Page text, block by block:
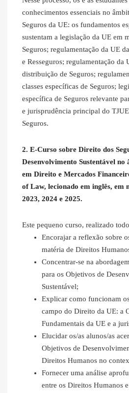
conhecimentos essenciais no
Seguros da UE: os fundamentos
sustentam a legislação da UE em
Seguros; regulamentação da UE
e Resseguros; regulamentação da
distribuição de Seguros;
classes específicas de Seguros;
específica de Seguros relevante
e jurisprudência principal do
Seguros.
2. E-Curso sobre Direito dos
Desenvolvimento Sustentável
em Direito e Mercados
of Law, lecionado em inglês, em
2023, 2024 e 2025.
Este pequeno curso, realizado
Encorajar a reflexão sobre
matéria de Direitos
Concentrar-se na
para os Objetivos de
Sustentável;
Explicar como funcionam
campo do Direito da UE: a
Fundamentais da UE e a
Elucidar os/as alunos/as
Objetivos de
Direitos Humanos no
Fornecer uma análise
entre os Direitos Humanos